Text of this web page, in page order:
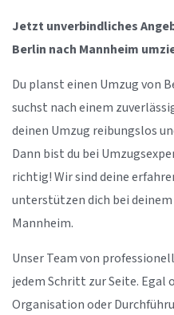
Jetzt unverbindliches
Berlin nach Mannheim
Du planst einen Umzug von
suchst nach einem
deinen Umzug reibungslos
Dann bist du bei
richtig! Wir sind deine
unterstützen dich bei
Mannheim.
Unser Team von
jedem Schritt zur Seite. Egal
Organisation oder